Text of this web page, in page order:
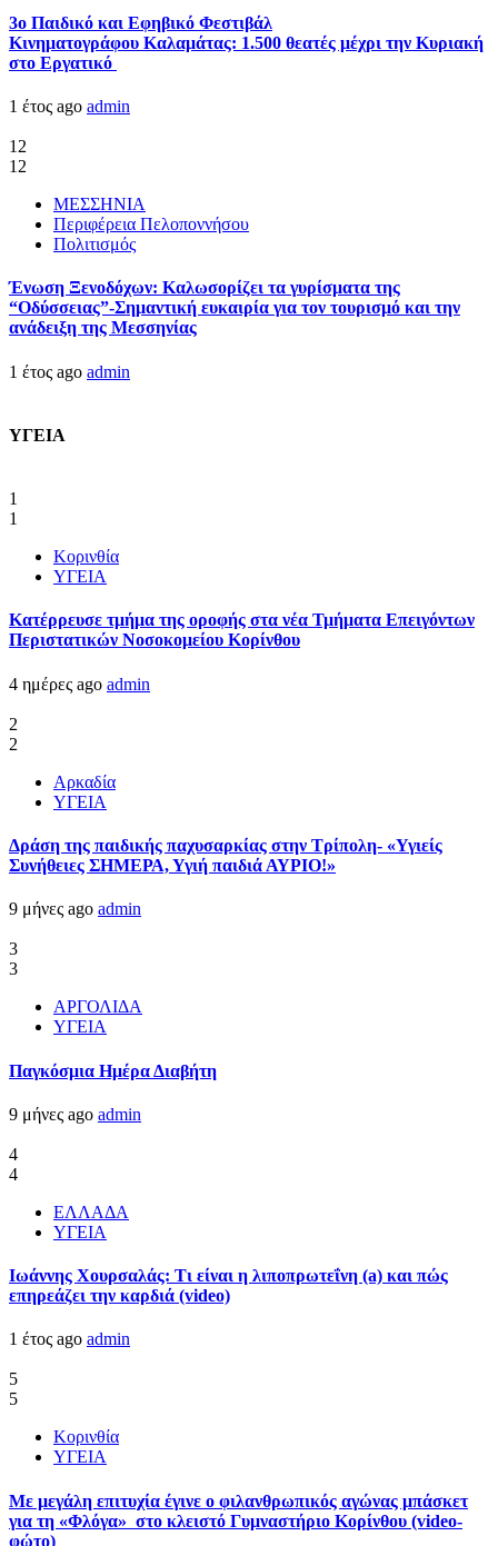
3ο Παιδικό και Εφηβικό Φεστιβάλ
Κινηματογράφου Καλαμάτας: 1.500 θεατές μέχρι την Κυριακή
στο Εργατικό
1 έτος ago admin
12
12
ΜΕΣΣΗΝΙΑ
Περιφέρεια Πελοποννήσου
Πολιτισμός
Ένωση Ξενοδόχων: Καλωσορίζει τα γυρίσματα της
“Οδύσσειας”-Σημαντική ευκαιρία για τον τουρισμό και την
ανάδειξη της Μεσσηνίας
1 έτος ago admin
ΥΓΕΙΑ
1
1
Κορινθία
ΥΓΕΙΑ
Kατέρρευσε τμήμα της οροφής στα νέα Τμήματα Επειγόντων
Περιστατικών Νοσοκομείου Κορίνθου
4 ημέρες ago admin
2
2
Αρκαδία
ΥΓΕΙΑ
Δράση της παιδικής παχυσαρκίας στην Τρίπολη- «Υγιείς
Συνήθειες ΣΗΜΕΡΑ, Υγιή παιδιά ΑΥΡΙΟ!»
9 μήνες ago admin
3
3
ΑΡΓΟΛΙΔΑ
ΥΓΕΙΑ
Παγκόσμια Ημέρα Διαβήτη
9 μήνες ago admin
4
4
ΕΛΛΑΔΑ
ΥΓΕΙΑ
Ιωάννης Χουρσαλάς: Τι είναι η λιποπρωτεΐνη (a) και πώς
επηρεάζει την καρδιά (video)
1 έτος ago admin
5
5
Κορινθία
ΥΓΕΙΑ
Με μεγάλη επιτυχία έγινε ο φιλανθρωπικός αγώνας μπάσκετ
για τη «Φλόγα» στο κλειστό Γυμναστήριο Κορίνθου (video-
φώτο)